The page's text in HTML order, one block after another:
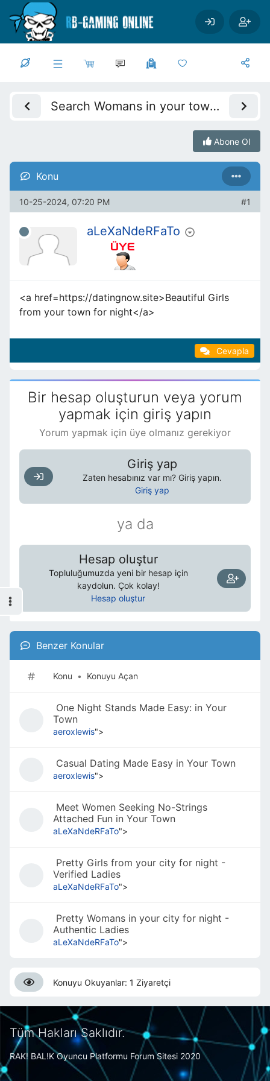
Ana içeriğe geç
Search Womans in your town for night - Verified Damsels
Abone Ol
Konu
10-25-2024, 07:20 PM #1
aLeXaNdeRFaTo
<a href=https://datingnow.site>Beautiful Girls
from your town for night</a>
Cevapla
Bir hesap oluşturun veya yorum
yapmak için giriş yapın
Yorum yapmak için üye olmanız gerekiyor
Giriş yap
Zaten hesabınız var mı? Giriş yapın.
Giriş yap
ya da
Hesap oluştur
Topluluğumuzda yeni bir hesap için
kaydolun. Çok kolay!
Hesap oluştur
Benzer Konular
Konu • Konuyu Açan
One Night Stands Made Easy: in Your
Town
aeroxlewis">
Casual Dating Made Easy in Your Town
aeroxlewis">
Meet Women Seeking No-Strings
Attached Fun in Your Town
aLeXaNdeRFaTo">
Pretty Girls from your city for night -
Verified Ladies
aLeXaNdeRFaTo">
Pretty Womans in your city for night -
Authentic Ladies
aLeXaNdeRFaTo">
Konuyu Okuyanlar: 1 Ziyaretçi
Tüm Hakları Saklıdır.
RAK! BAL!K Oyuncu Platformu Forum Sitesi 2020